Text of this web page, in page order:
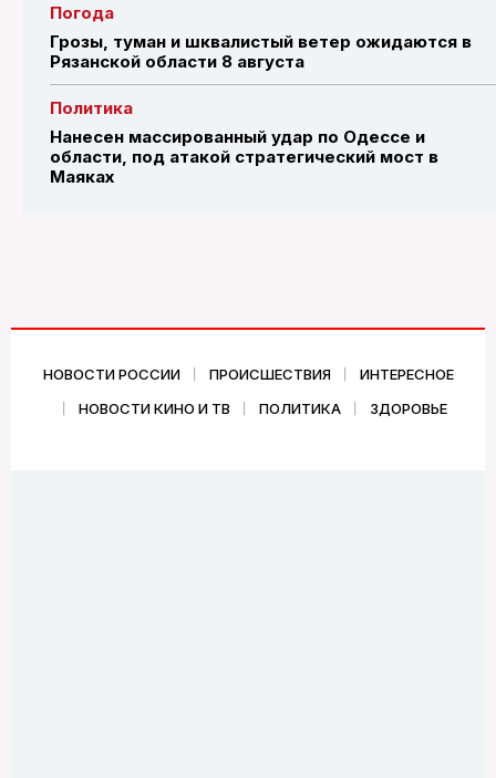
Погода
Грозы, туман и шквалистый ветер ожидаются в
Рязанской области 8 августа
Политика
Нанесен массированный удар по Одессе и
области, под атакой стратегический мост в
Маяках
НОВОСТИ РОССИИ ПРОИСШЕСТВИЯ
ИНТЕРЕСНОЕ
НОВОСТИ КИНО И ТВ
ПОЛИТИКА ЗДОРОВЬЕ